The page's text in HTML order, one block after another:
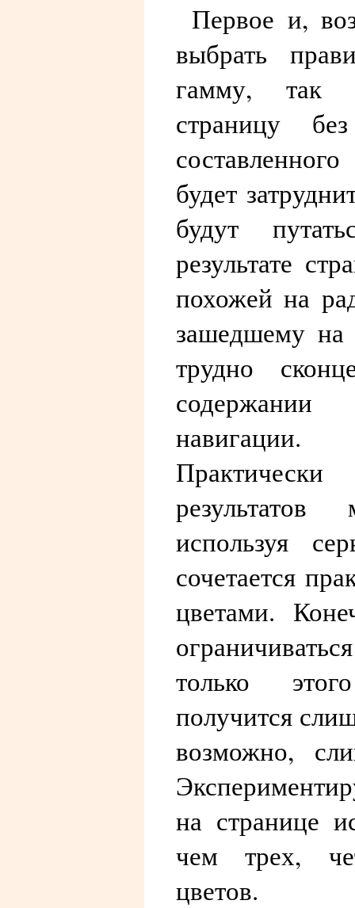
Первое и,
выбрать
гамму, так
страницу
будет
будут
результате
похожей на
зашедшему на
трудно
навигации.
используя
сочетается
цветами.
только
получится
возможно,
на странице
чем трех,
цветов.